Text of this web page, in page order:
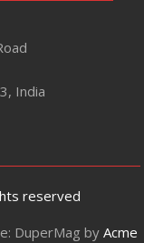
India
reserved
DuperMag by Acme